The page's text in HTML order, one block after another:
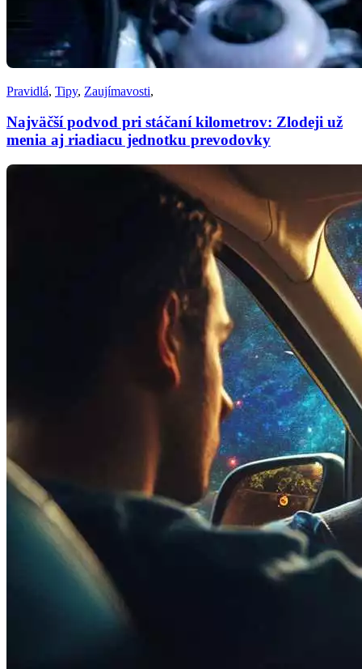
Pravidlá, Tipy, Zaujímavosti,
Najväčší podvod pri stáčaní kilometrov: Zlodeji už
menia aj riadiacu jednotku prevodovky